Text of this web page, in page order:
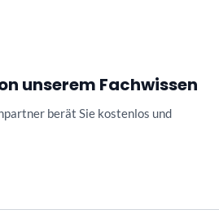
unserem Fachwissen
berät Sie kostenlos und